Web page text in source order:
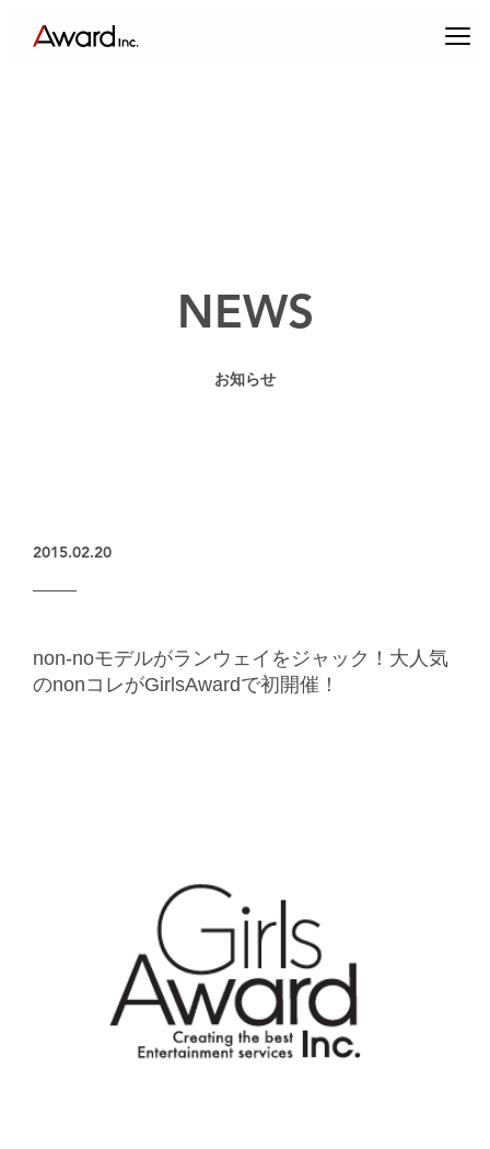
エンターテインメントプロデュース
キャスティング & インフルエンサーマーケティング
NEWS
お知らせ
2015.02.20
non-noモデルがランウェイをジャック！大人気
のnonコレがGirlsAwardで初開催！